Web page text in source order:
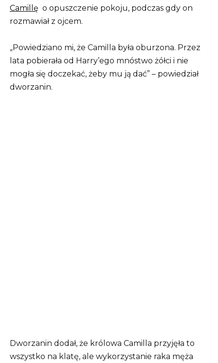
Camillę o opuszczenie pokoju, podczas gdy on
rozmawiał z ojcem.
„Powiedziano mi, że Camilla była oburzona. Przez
lata pobierała od Harry’ego mnóstwo żółci i nie
mogła się doczekać, żeby mu ją dać” – powiedział
dworzanin.
Dworzanin dodał, że królowa Camilla przyjęła to
wszystko na klatę, ale wykorzystanie raka męża